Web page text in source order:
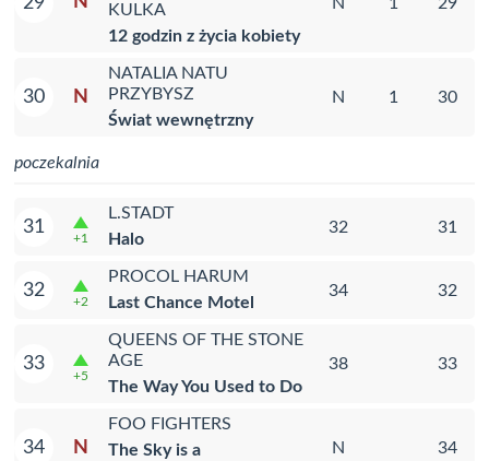
KULKA
12 godzin z życia kobiety
30 N
NATALIA NATU
PRZYBYSZ
Świat wewnętrzny
N 1 30
poczekalnia
31
+1
L.STADT
Halo
32 31
32
+2
PROCOL HARUM
Last Chance Motel
34 32
33
+5
QUEENS OF THE STONE
AGE
The Way You Used to Do
38 33
34 N
FOO FIGHTERS
The Sky is a
N 34